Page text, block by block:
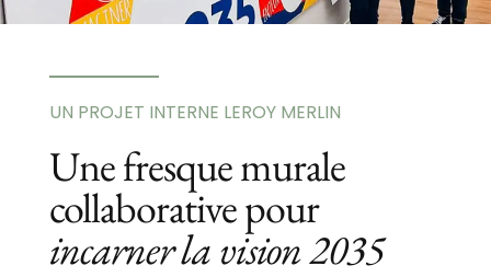
UN PROJET INTERNE LEROY MERLIN
Une fresque murale
collaborative pour
incarner la vision 2035